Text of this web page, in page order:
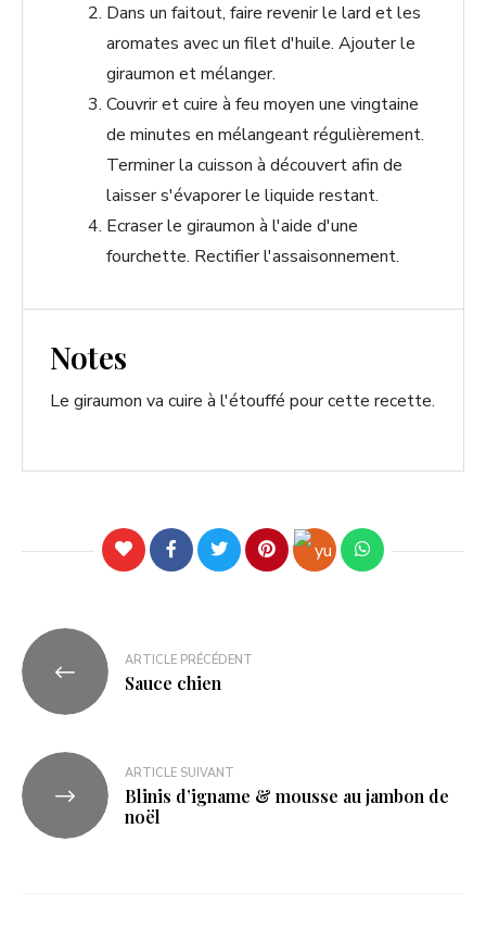
Dans un faitout, faire revenir le lard et les
aromates avec un filet d'huile. Ajouter le
giraumon et mélanger.
Couvrir et cuire à feu moyen une vingtaine
de minutes en mélangeant régulièrement.
Terminer la cuisson à découvert afin de
laisser s'évaporer le liquide restant.
Ecraser le giraumon à l'aide d'une
fourchette. Rectifier l'assaisonnement.
Notes
Le giraumon va cuire à l'étouffé pour cette recette.
ARTICLE PRÉCÉDENT
Sauce chien
ARTICLE SUIVANT
Blinis d’igname & mousse au jambon de
noël